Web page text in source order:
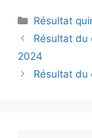
Catégories
Résultat
Résultat du
2024
Résultat du